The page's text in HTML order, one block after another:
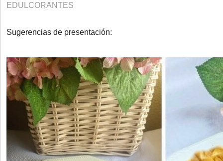
EDULCORANTES
Sugerencias de presentación: